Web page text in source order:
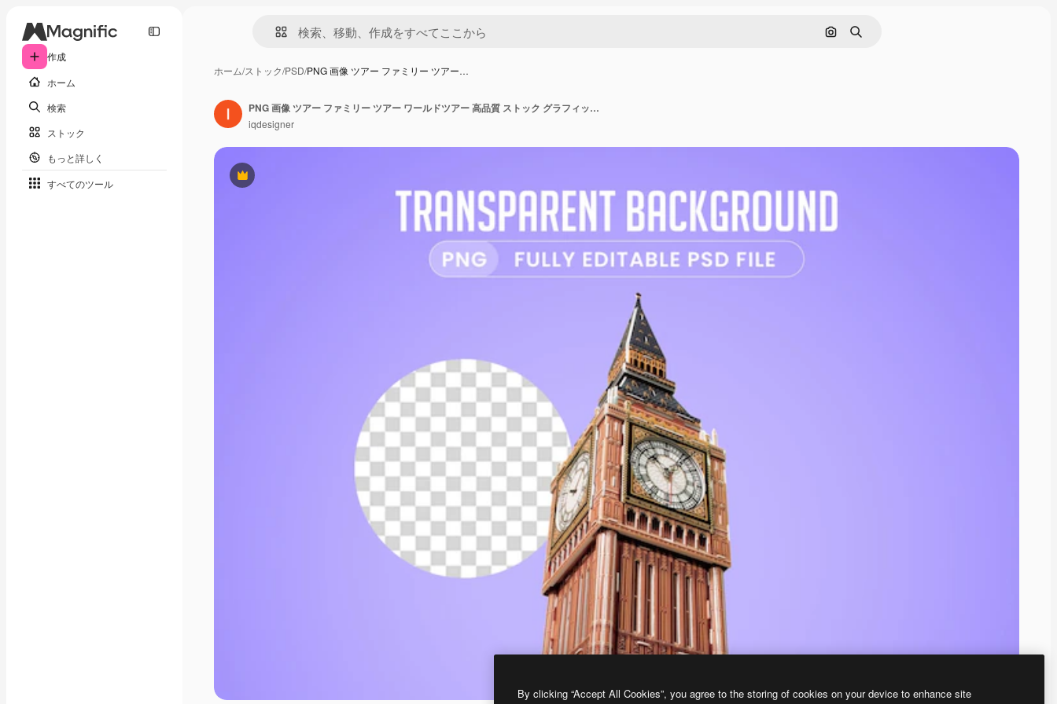
作成
ホーム
検索
ストック
もっと詳しく
すべてのツール
画像で検索
検索
ホーム/ストック/PSD/PNG 画像 ツアー ファミリー ツアー…
Premium
PNG 画像 ツアー ファミリー ツアー ワールドツアー 高品質 ストック グラフィックス
iqdesigner
By clicking “Accept All Cookies”, you agree to the storing of cookies on your device to enhance site